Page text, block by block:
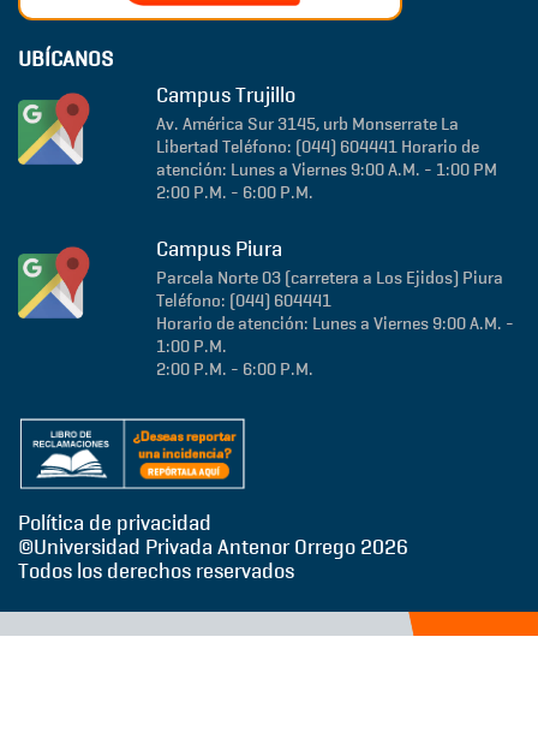
UBÍCANOS
Campus Trujillo
Av. América Sur 3145, urb Monserrate La
Libertad Teléfono: (044) 604441 Horario de
atención: Lunes a Viernes 9:00 A.M. - 1:00 PM
2:00 P.M. - 6:00 P.M.
Campus Piura
Parcela Norte 03 (carretera a Los Ejidos) Piura
Teléfono: (044) 604441
Horario de atención: Lunes a Viernes 9:00 A.M. -
1:00 P.M.
2:00 P.M. - 6:00 P.M.
Política de privacidad
©Universidad Privada Antenor Orrego 2026
Todos los derechos reservados